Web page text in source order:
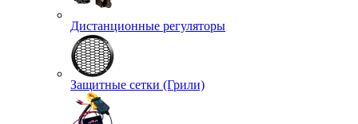
Дистанционные регуляторы
Защитные сетки (Грили)